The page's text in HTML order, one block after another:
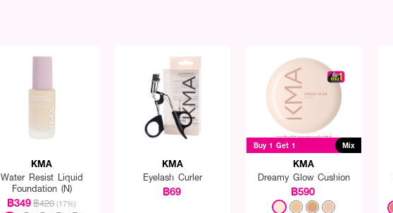
KMA
Water Resist Liquid
Foundation (N)
฿349฿420 (17%)
KMA
Eyelash Curler
฿69
Buy 1 Get 1 Mix
KMA
Dreamy Glow Cushion
฿590